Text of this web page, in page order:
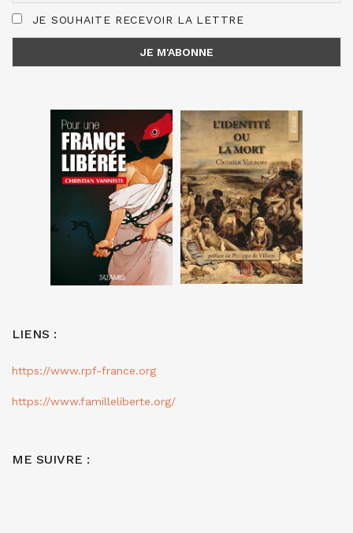
JE SOUHAITE RECEVOIR LA LETTRE
LIENS :
https://www.rpf-france.org
https://www.familleliberte.org/
ME SUIVRE :